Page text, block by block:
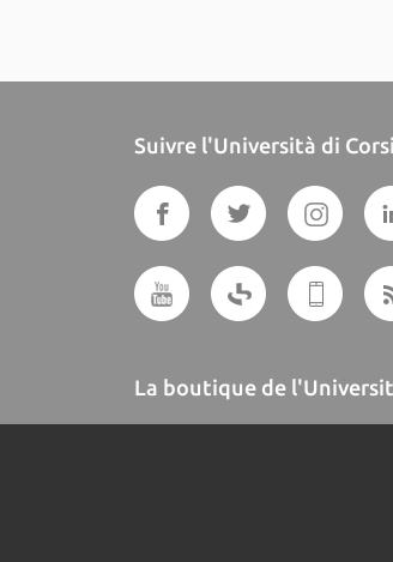
Suivre l'Università di
La boutique de